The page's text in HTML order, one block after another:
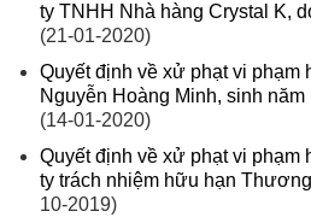
ty TNHH Nhà hàng Crystal K,
(21-01-2020)
Quyết định về xử phạt vi phạm
Nguyễn Hoàng Minh, sinh
(14-01-2020)
Quyết định về xử phạt vi phạm
ty trách nhiệm hữu hạn
10-2019)